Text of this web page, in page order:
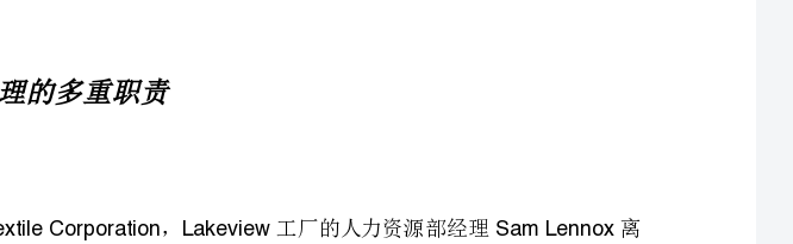
控制并运营着五家工厂：一家纺纱厂、两家编织厂和两家制衣厂，这家